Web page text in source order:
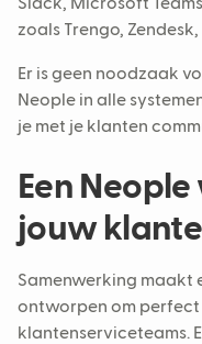
Slack, Microsoft
zoals Trengo,
Er is geen noodzaak
Neople in alle
je met je klanten
Een
jouw
Samenwerking maakt
ontworpen om perfect
klantenserviceteams.